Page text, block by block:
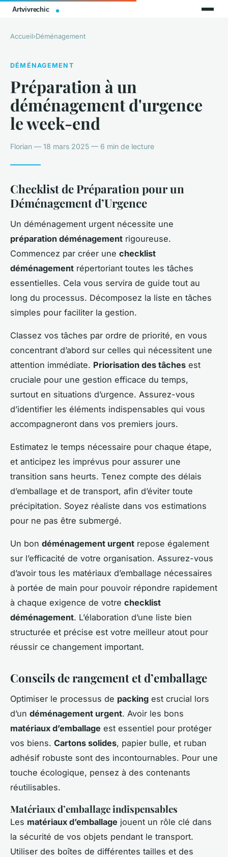
Accueil›Déménagement
DÉMÉNAGEMENT
Préparation à un
déménagement d'urgence
le week-end
Florian — 18 mars 2025 — 6 min de lecture
Checklist de Préparation pour un
Déménagement d’Urgence
Un déménagement urgent nécessite une
préparation déménagement rigoureuse.
Commencez par créer une checklist
déménagement répertoriant toutes les tâches
essentielles. Cela vous servira de guide tout au
long du processus. Décomposez la liste en tâches
simples pour faciliter la gestion.
Classez vos tâches par ordre de priorité, en vous
concentrant d’abord sur celles qui nécessitent une
attention immédiate. Priorisation des tâches est
cruciale pour une gestion efficace du temps,
surtout en situations d’urgence. Assurez-vous
d’identifier les éléments indispensables qui vous
accompagneront dans vos premiers jours.
Estimatez le temps nécessaire pour chaque étape,
et anticipez les imprévus pour assurer une
transition sans heurts. Tenez compte des délais
d’emballage et de transport, afin d’éviter toute
précipitation. Soyez réaliste dans vos estimations
pour ne pas être submergé.
Un bon déménagement urgent repose également
sur l’efficacité de votre organisation. Assurez-vous
d’avoir tous les matériaux d’emballage nécessaires
à portée de main pour pouvoir répondre rapidement
à chaque exigence de votre checklist
déménagement. L’élaboration d’une liste bien
structurée et précise est votre meilleur atout pour
réussir ce changement important.
Conseils de rangement et d’emballage
Optimiser le processus de packing est crucial lors
d’un déménagement urgent. Avoir les bons
matériaux d’emballage est essentiel pour protéger
vos biens. Cartons solides, papier bulle, et ruban
adhésif robuste sont des incontournables. Pour une
touche écologique, pensez à des contenants
réutilisables.
Matériaux d’emballage indispensables
Les matériaux d’emballage jouent un rôle clé dans
la sécurité de vos objets pendant le transport.
Utiliser des boîtes de différentes tailles et des